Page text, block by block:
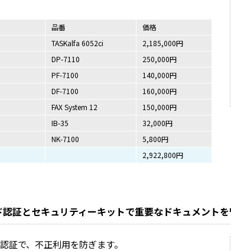
品番
価格
TASKalfa 6052ci
2,185,000円
DP-7110
250,000円
PF-7100
140,000円
DF-7100
160,000円
FAX System 12
150,000円
IB-35
32,000円
NK-7100
5,800円
2,922,800円
証とセキュリティーキットで重要なドキュメント
証で、不正利用を防ぎます。